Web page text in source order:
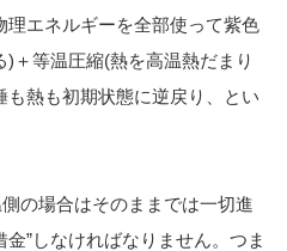
エネルギーを全部使って紫色
＋等温圧縮(熱を高温熱だまり
熱も初期状態に逆戻り、とい
の場合はそのままでは一切進
”しなければなりません。つま